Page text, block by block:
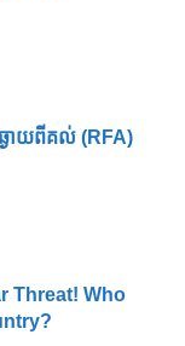
ងាយ​ពី​គល់ (RFA)
Threat! Who